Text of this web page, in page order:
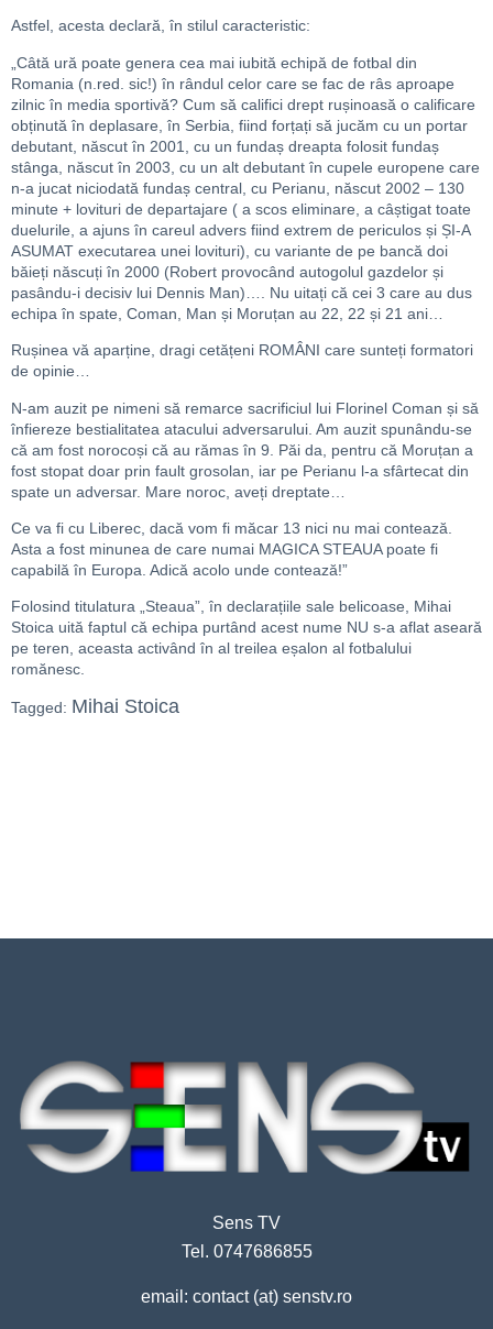
Astfel, acesta declară, în stilul caracteristic:
„Câtă ură poate genera cea mai iubită echipă de fotbal din
Romania (n.red. sic!) în rândul celor care se fac de râs aproape
zilnic în media sportivă? Cum să califici drept rușinoasă o calificare
obținută în deplasare, în Serbia, fiind forțați să jucăm cu un portar
debutant, născut în 2001, cu un fundaș dreapta folosit fundaș
stânga, născut în 2003, cu un alt debutant în cupele europene care
n-a jucat niciodată fundaș central, cu Perianu, născut 2002 – 130
minute + lovituri de departajare ( a scos eliminare, a câștigat toate
duelurile, a ajuns în careul advers fiind extrem de periculos și ȘI-A
ASUMAT executarea unei lovituri), cu variante de pe bancă doi
băieți născuți în 2000 (Robert provocând autogolul gazdelor și
pasându-i decisiv lui Dennis Man)…. Nu uitați că cei 3 care au dus
echipa în spate, Coman, Man și Moruțan au 22, 22 și 21 ani…
Rușinea vă aparține, dragi cetățeni ROMÂNI care sunteți formatori
de opinie…
N-am auzit pe nimeni să remarce sacrificiul lui Florinel Coman și să
înfiereze bestialitatea atacului adversarului. Am auzit spunându-se
că am fost norocoși că au rămas în 9. Păi da, pentru că Moruțan a
fost stopat doar prin fault grosolan, iar pe Perianu l-a sfârtecat din
spate un adversar. Mare noroc, aveți dreptate…
Ce va fi cu Liberec, dacă vom fi măcar 13 nici nu mai contează.
Asta a fost minunea de care numai MAGICA STEAUA poate fi
capabilă în Europa. Adică acolo unde contează!”
Folosind titulatura „Steaua”, în declarațiile sale belicoase, Mihai
Stoica uită faptul că echipa purtând acest nume NU s-a aflat aseară
pe teren, aceasta activând în al treilea eșalon al fotbalului
romănesc.
Tagged: Mihai Stoica
Sens TV
Tel. 0747686855
email: contact (at) senstv.ro